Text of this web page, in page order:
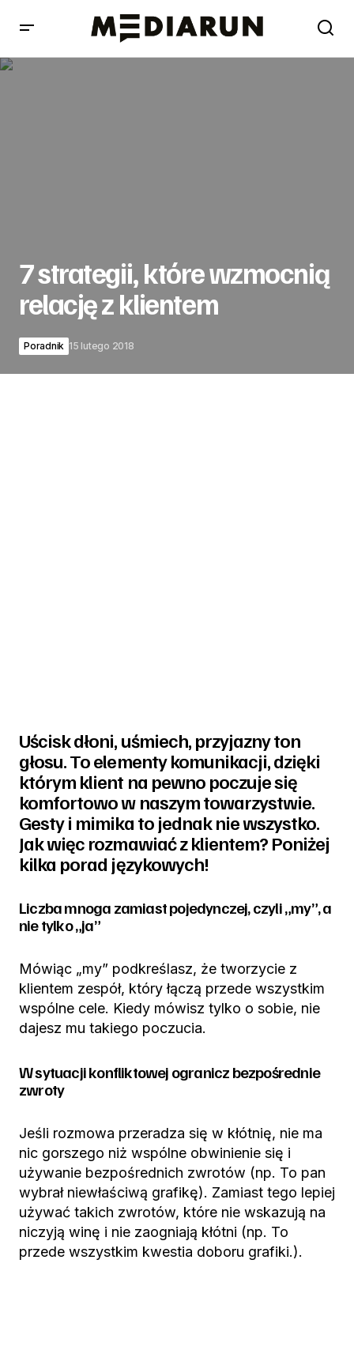
7 strategii, które wzmocnią
relację z klientem
Poradnik 15 lutego 2018
Uścisk dłoni, uśmiech, przyjazny ton
głosu. To elementy komunikacji, dzięki
którym klient na pewno poczuje się
komfortowo w naszym towarzystwie.
Gesty i mimika to jednak nie wszystko.
Jak więc rozmawiać z klientem? Poniżej
kilka porad językowych!
Liczba mnoga zamiast pojedynczej, czyli „my”, a
nie tylko „ja”
Mówiąc „my” podkreślasz, że tworzycie z
klientem zespół, który łączą przede wszystkim
wspólne cele. Kiedy mówisz tylko o sobie, nie
dajesz mu takiego poczucia.
W sytuacji konfliktowej ogranicz bezpośrednie
zwroty
Jeśli rozmowa przeradza się w kłótnię, nie ma
nic gorszego niż wspólne obwinienie się i
używanie bezpośrednich zwrotów (np. To pan
wybrał niewłaściwą grafikę). Zamiast tego lepiej
używać takich zwrotów, które nie wskazują na
niczyją winę i nie zaogniają kłótni (np. To
przede wszystkim kwestia doboru grafiki.).